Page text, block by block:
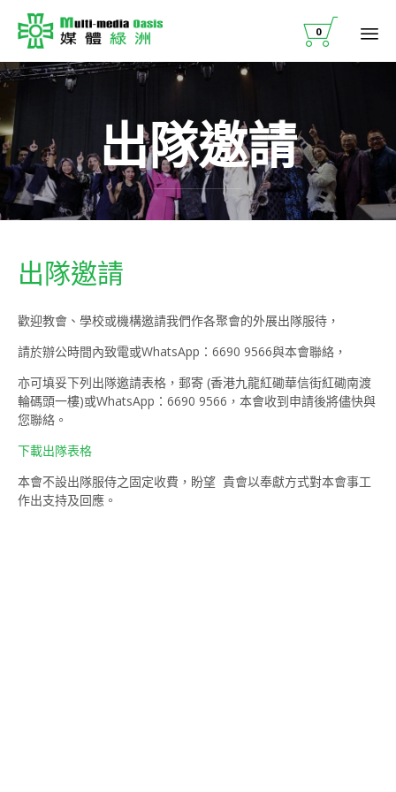

0
出隊邀請
出隊邀請
歡迎教會、學校或機構邀請我們作各聚會的外展出隊服待，
請於辦公時間內致電或WhatsApp：6690 9566與本會聯絡，
亦可填妥下列出隊邀請表格，郵寄 (香港九龍紅磡華信街紅磡南渡
輪碼頭一樓)或WhatsApp：6690 9566，本會收到申請後將儘快與
您聯絡。
下載出隊表格
本會不設出隊服侍之固定收費，盼望 貴會以奉獻方式對本會事工
作出支持及回應。